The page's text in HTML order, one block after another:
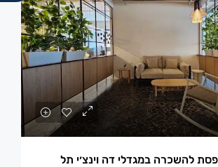
להשכרה במגדלי דה וינצ׳י תל